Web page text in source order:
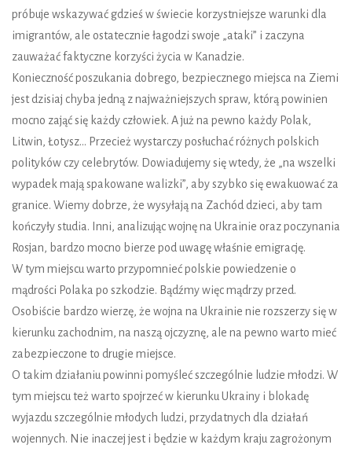
próbuje wskazywać gdzieś w świecie korzystniejsze warunki dla
imigrantów, ale ostatecznie łagodzi swoje „ataki” i zaczyna
zauważać faktyczne korzyści życia w Kanadzie.
Konieczność poszukania dobrego, bezpiecznego miejsca na Ziemi
jest dzisiaj chyba jedną z najważniejszych spraw, którą powinien
mocno zająć się każdy człowiek. A już na pewno każdy Polak,
Litwin, Łotysz… Przecież wystarczy posłuchać różnych polskich
polityków czy celebrytów. Dowiadujemy się wtedy, że „na wszelki
wypadek mają spakowane walizki”, aby szybko się ewakuować za
granice. Wiemy dobrze, że wysyłają na Zachód dzieci, aby tam
kończyły studia. Inni, analizując wojnę na Ukrainie oraz poczynania
Rosjan, bardzo mocno bierze pod uwagę właśnie emigrację.
W tym miejscu warto przypomnieć polskie powiedzenie o
mądrości Polaka po szkodzie. Bądźmy więc mądrzy przed.
Osobiście bardzo wierzę, że wojna na Ukrainie nie rozszerzy się w
kierunku zachodnim, na naszą ojczyznę, ale na pewno warto mieć
zabezpieczone to drugie miejsce.
O takim działaniu powinni pomyśleć szczególnie ludzie młodzi. W
tym miejscu też warto spojrzeć w kierunku Ukrainy i blokadę
wyjazdu szczególnie młodych ludzi, przydatnych dla działań
wojennych. Nie inaczej jest i będzie w każdym kraju zagrożonym